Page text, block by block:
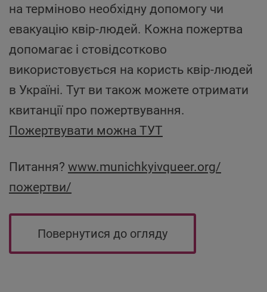
на терміново необхідну допомогу чи
евакуацію квір-людей. Кожна пожертва
допомагає і стовідсотково
використовується на користь квір-людей
в Україні. Тут ви також можете отримати
квитанції про пожертвування.
Пожертвувати можна ТУТ
Питання? www.munichkyivqueer.org/
пожертви/
Повернутися до огляду